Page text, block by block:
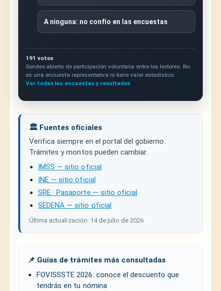
A ninguna: no confío en las encuestas
191 votos
Sondeo abierto de participación voluntaria entre los lectores. No
es una encuesta representativa ni tiene valor estadístico.
Ver todas las encuestas y resultados
🏛️ Fuentes oficiales
Verifica siempre en el portal del gobierno.
Trámites y montos pueden cambiar.
IMSS — sitio oficial
INE — sitio oficial
SRE · Pasaporte — sitio oficial
SEDENA — sitio oficial
Última actualización: 14 de julio de 2026
📌 Guías de trámites más consultadas
FOVISSSTE 2026: conoce el descuento que
tendrás en tu nómina